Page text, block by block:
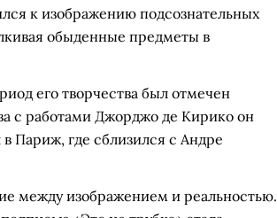
к изображению подсознательных
обыденные предметы в
его творчества был отмечен
с работами Джорджо де Кирико он
Париж, где сблизился с Андре
между изображением и реальностью.